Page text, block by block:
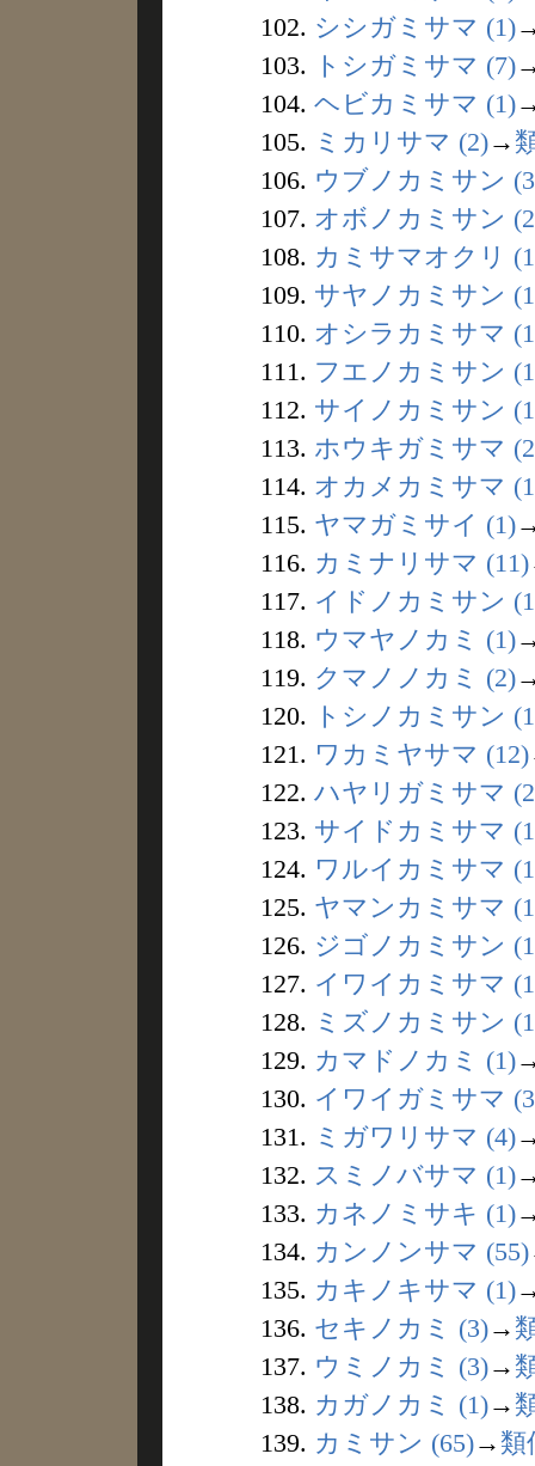
102. シシガミサマ (1)
103.
トシガミサマ (7)
104. ヘビカミサマ (1)
105. ミカリサマ (2)→
106. ウブノカミサン
107. オボノカミサン
108. カミサマオクリ
109. サヤノカミサン
110. オシラカミサマ
111. フエノカミサン
112. サイノカミサン
113. ホウキガミサマ
114. オカメカミサマ
115. ヤマガミサイ (1)
116. カミナリサマ (11)
117. イドノカミサン
118. ウマヤノカミ (1)
119. クマノノカミ (2)
120.
トシノカミサン
121. ワカミヤサマ (12)
122. ハヤリガミサマ
123. サイドカミサマ
124. ワルイカミサマ
125. ヤマンカミサマ
126. ジゴノカミサン
127. イワイカミサマ
128. ミズノカミサン
129. カマドノカミ (1)
130. イワイガミサマ
131. ミガワリサマ (4)
132. スミノバサマ (1)
133. カネノミサキ (1)
134. カンノンサマ (55)
135. カキノキサマ (1)
136. セキノカミ (3)→
137. ウミノカミ (3)→
138. カガノカミ (1)→
139. カミサン (65)→ 類